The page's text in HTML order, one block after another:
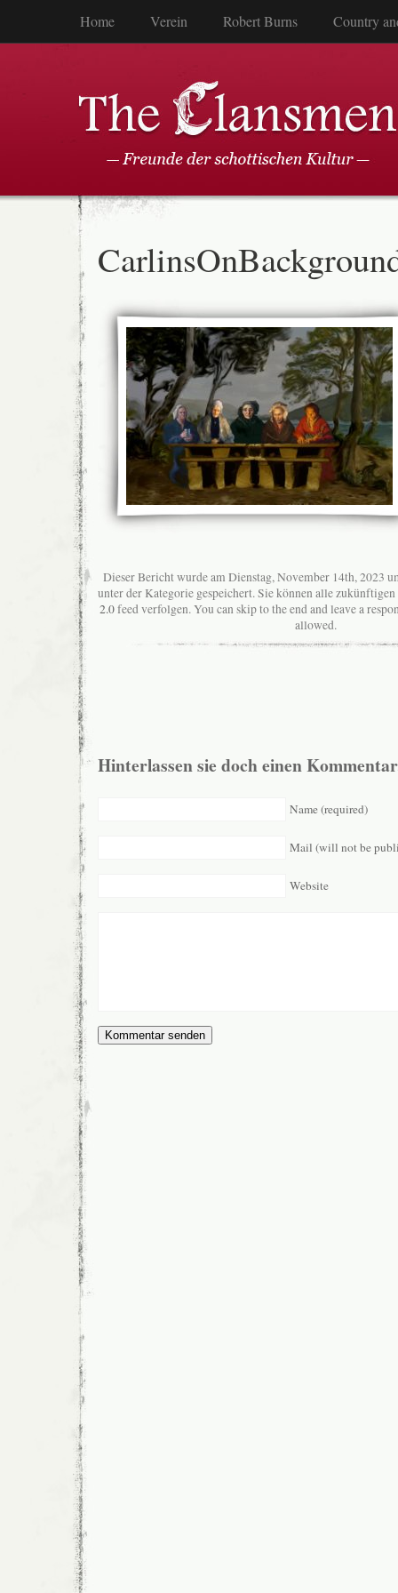
Home Verein Robert Burns Country
Dieser Bericht wurde am Dienstag, November 14th, 2023
unter der Kategorie gespeichert. Sie können alle
2.0feed verfolgen. You can skip to the end and leave a
allowed.
Hinterlassen sie doch einen
Name (required)
Mail (will not be
Website